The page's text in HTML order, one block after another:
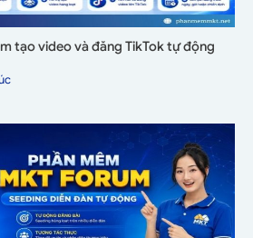
tạo video và đăng TikTok tự động